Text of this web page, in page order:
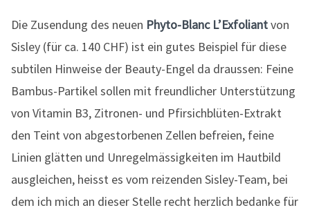
Die Zusendung des neuen Phyto-Blanc L’Exfoliantvon
Sisley (für ca. 140 CHF) ist ein gutes Beispiel für diese
subtilen Hinweise der Beauty-Engel da draussen: Feine
Bambus-Partikel sollen mit freundlicher Unterstützung
von Vitamin B3, Zitronen- und Pfirsichblüten-Extrakt
den Teint von abgestorbenen Zellen befreien, feine
Linien glätten und Unregelmässigkeiten im Hautbild
ausgleichen, heisst es vom reizenden Sisley-Team, bei
dem ich mich an dieser Stelle recht herzlich bedanke für